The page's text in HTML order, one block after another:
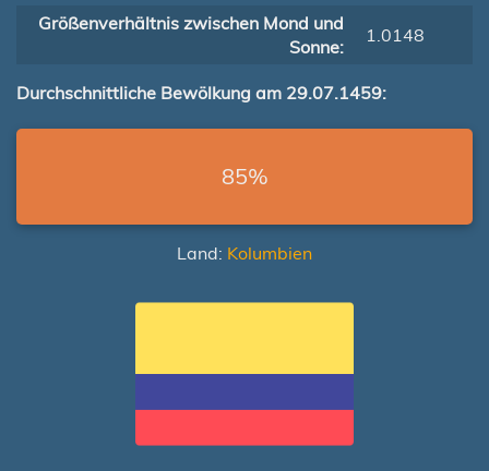
Größenverhältnis zwischen Mond und
Sonne:
1.0148
Durchschnittliche Bewölkung am 29.07.1459:
85%
Land: Kolumbien